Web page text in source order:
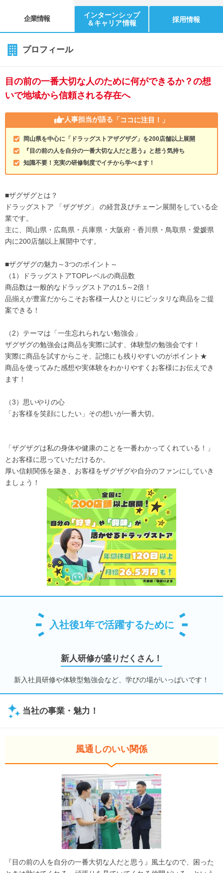
企業情報
インターンシップ
＆キャリア情報
採用情報
プロフィール
目の前の一番大切な人のために何ができるか？の想
いで地域から信頼される存在へ
人事担当が語る 「ココに注目！」
岡山県を中心に「ドラッグストアザグザグ」を200店舗以上展開
『目の前の人を自分の一番大切な人だと思う』と想う気持ち
知識不要！充実の研修制度でイチから学べます！
■ザグザグとは？
ドラッグストア 「ザグザグ」 の経営及びチェーン展開をしている企
業です。
主に、岡山県・広島県・兵庫県・大阪府・香川県・鳥取県・愛媛県
内に200店舗以上展開中です。
■ザグザグの魅力～3つのポイント～
（1）ドラッグストアTOPレベルの商品数
商品数は一般的なドラッグストアの1.5～2倍！
品揃えが豊富だからこそお客様一人ひとりにピッタリな商品をご提
案できる！
（2）テーマは「一生忘れられない勉強会」
ザグザグの勉強会は商品を実際に試す、体験型の勉強会です！
実際に商品を試すからこそ、記憶にも残りやすいのがポイント★
商品を使ってみた感想や実体験をわかりやすくお客様にお伝えでき
ます！
（3）思いやりの心
「お客様を笑顔にしたい」その想いが一番大切。
「ザグザグは私の身体や健康のことを一番わかってくれている！」
とお客様に思っていただけるか。
厚い信頼関係を築き、お客様をザグザグや自分のファンにしていき
ましょう！
入社後1年で活躍するために
新人研修が盛りだくさん！
新入社員研修や体験型勉強会など、学びの場がいっぱいです！
当社の事業・魅力！
風通しのいい関係
『目の前の人を自分の一番大切な人だと思う』風土なので、困った